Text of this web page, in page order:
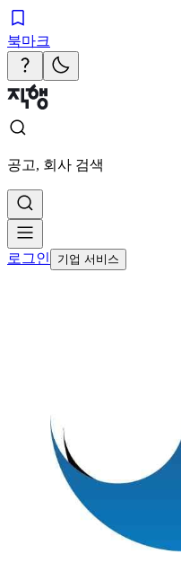
북마크
공고, 회사 검색
로그인 기업 서비스